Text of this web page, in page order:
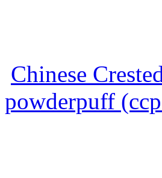
Chinese
powderpuff